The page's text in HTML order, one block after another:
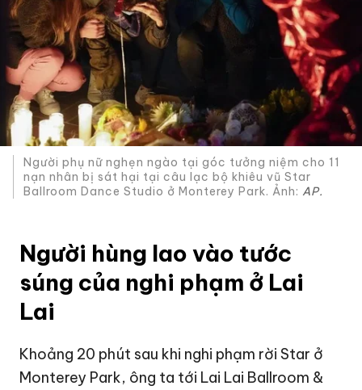
Người phụ nữ nghẹn ngào tại góc tưởng niệm cho 11
nạn nhân bị sát hại tại câu lạc bộ khiêu vũ Star
Ballroom Dance Studio ở Monterey Park. Ảnh: AP.
Người hùng lao vào tước
súng của nghi phạm ở Lai
Lai
Khoảng 20 phút sau khi nghi phạm rời Star ở
Monterey Park, ông ta tới Lai Lai Ballroom &